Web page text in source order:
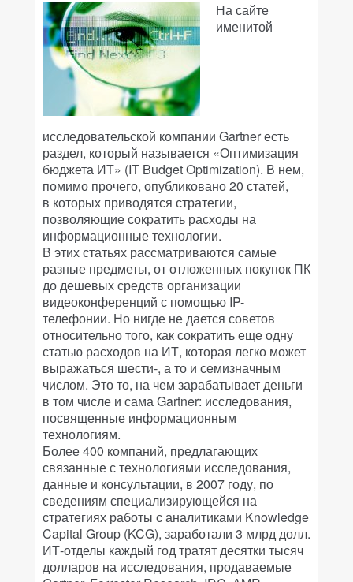
На сайте
именитой
исследовательской компании Gartner есть
раздел, который называется «Оптимизация
бюджета ИТ» (IT Budget Optimization). В нем,
помимо прочего, опубликовано 20 статей,
в которых приводятся стратегии,
позволяющие сократить расходы на
информационные технологии.
В этих статьях рассматриваются самые
разные предметы, от отложенных покупок ПК
до дешевых средств организации
видеоконференций с помощью IP-
телефонии. Но нигде не дается советов
относительно того, как сократить еще одну
статью расходов на ИТ, которая легко может
выражаться шести-, а то и семизначным
числом. Это то, на чем зарабатывает деньги
в том числе и сама Gartner: исследования,
посвященные информационным
технологиям.
Более 400 компаний, предлагающих
связанные с технологиями исследования,
данные и консультации, в 2007 году, по
сведениям специализирующейся на
стратегиях работы с аналитиками Knowledge
Capital Group (KCG), заработали 3 млрд долл.
ИТ-отделы каждый год тратят десятки тысяч
долларов на исследования, продаваемые